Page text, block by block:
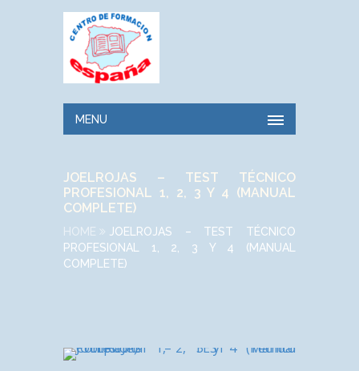
MENU
JOELROJAS – TEST TÉCNICO
PROFESIONAL 1, 2, 3 Y 4 (MANUAL
COMPLETE)
HOME
JOELROJAS – TEST TÉCNICO
PROFESIONAL 1, 2, 3 Y 4 (MANUAL
COMPLETE)